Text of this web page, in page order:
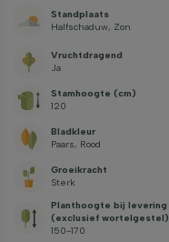
Standplaats
Halfschaduw, Zon
Vruchtdragend
Ja
Stamhoogte (cm)
120
Bladkleur
Paars, Rood
Groeikracht
Sterk
Planthoogte bij levering
(exclusief wortelgestel)
150-170